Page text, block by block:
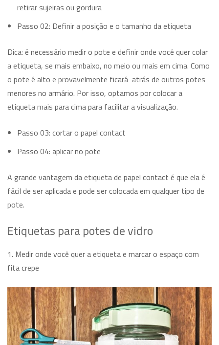
retirar sujeiras ou gordura
Passo 02: Definir a posição e o tamanho da etiqueta
Dica: é necessário medir o pote e definir onde você quer colar
a etiqueta, se mais embaixo, no meio ou mais em cima. Como
o pote é alto e provavelmente ficará atrás de outros potes
menores no armário. Por isso, optamos por colocar a
etiqueta mais para cima para facilitar a visualização.
Passo 03: cortar o papel contact
Passo 04: aplicar no pote
A grande vantagem da etiqueta de papel contact é que ela é
fácil de ser aplicada e pode ser colocada em qualquer tipo de
pote.
Etiquetas para potes de vidro
1. Medir onde você quer a etiqueta e marcar o espaço com
fita crepe